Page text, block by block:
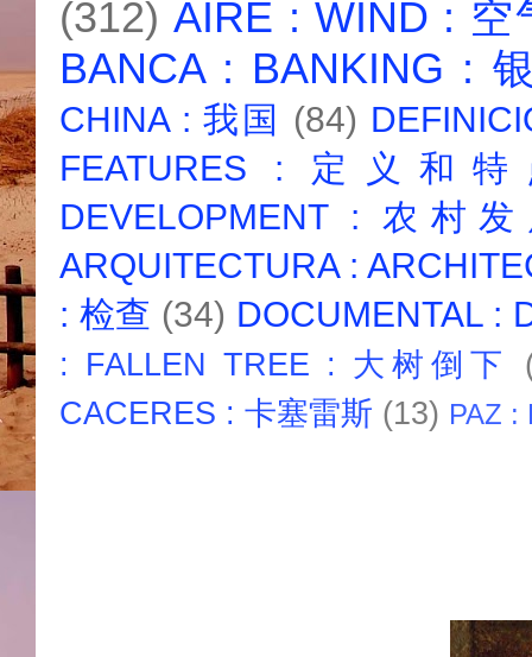
(312) AIRE : WIND : 空
BANCA : BANKING :
CHINA : 我国 (84)
FEATURES : 定义和
DEVELOPMENT : 农村
ARQUITECTURA :
: 检查 (34) DOCUMENTAL :
: FALLEN TREE : 大树倒下
CACERES : 卡塞雷斯 (13) PAZ :